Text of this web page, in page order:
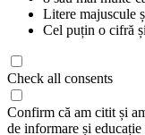
Litere majuscule
Cel puțin o cifră
Check all consents
Confirm că am citit și
de informare și